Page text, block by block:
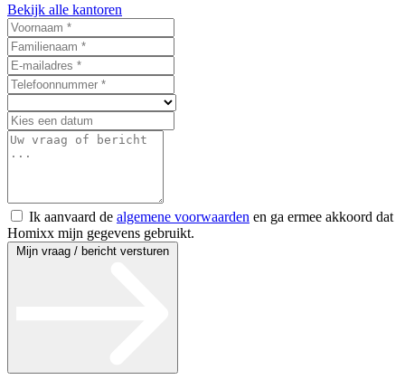
Bekijk alle kantoren
Ik aanvaard de algemene voorwaarden en ga ermee akkoord dat
Homixx mijn gegevens gebruikt.
Mijn vraag / bericht versturen